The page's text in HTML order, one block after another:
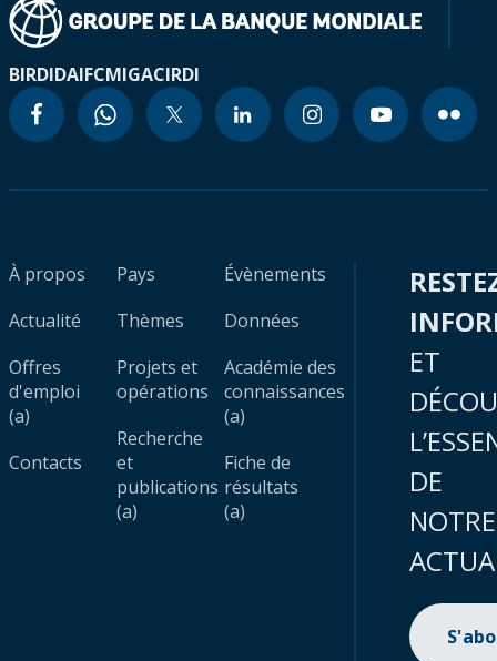
BIRDIDAIFCMIGACIRDI
À propos
Actualité
Offres
d'emploi
(a)
Contacts
Pays
Thèmes
Projets et
opérations
Recherche
et
publications
(a)
Évènements
Données
Académie des
connaissances
(a)
Fiche de
résultats
(a)
ET
DE
NOTRE